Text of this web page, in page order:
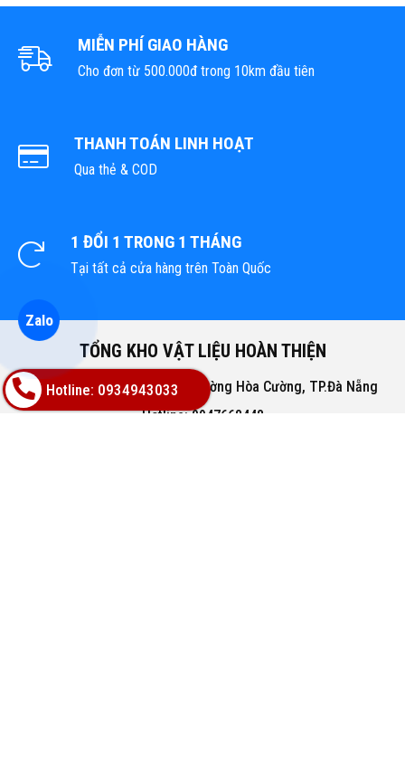
MIỄN PHÍ GIAO HÀNG
Cho đơn từ 500.000đ trong 10km đầu tiên
THANH TOÁN LINH HOẠT
Qua thẻ & COD
1 ĐỔI 1 TRONG 1 THÁNG
Tại tất cả cửa hàng trên Toàn Quốc
TỔNG KHO VẬT LIỆU HOÀN THIỆN
Địa chỉ: 02A Nguyễn Trác, Phường Hòa Cường, TP.Đà Nẵng
Hotline: 0947668448
Hotline: 0934943033
Zalo